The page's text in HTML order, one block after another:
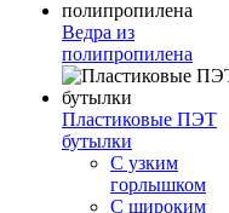
Ведра из
полипропилена
Пластиковые ПЭТ
бутылки
С узким
горлышком
С широким